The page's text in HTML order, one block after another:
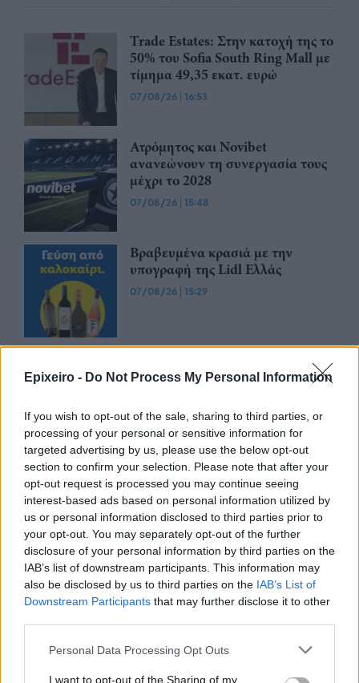
Epixeiro - Do Not Process My Personal Information
If you wish to opt-out of the sale, sharing to third parties, or
processing of your personal or sensitive information for
targeted advertising by us, please use the below opt-out
section to confirm your selection. Please note that after your
opt-out request is processed you may continue seeing
interest-based ads based on personal information utilized by
us or personal information disclosed to third parties prior to
your opt-out. You may separately opt-out of the further
disclosure of your personal information by third parties on the
IAB’s list of downstream participants. This information may
also be disclosed by us to third parties on the IAB’s List of
Downstream Participants that may further disclose it to other
Personal Data Processing Opt Outs
I want to opt-out of the Sharing of my
Trade Estates: Στην κατοχή της το
50% του Sofia South Ring Mall με
τίμημα 49,35 εκατ. ευρώ
07/08/26 | 16:53
Ατρόμητος και Novibet
ανανεώνουν τη συνεργασία τους
μέχρι το 2028
07/08/26 | 15:48
Βραβευμένα κρασιά με την
υπογραφή της Lidl Ελλάς
07/08/26 | 15:29
CSG: Διψήφια αύξηση εσόδων
και ισχυρό ανεκτέλεστο
του 2026
07/08/26 12:09
Apollo Global Management:
Εξαγοράζει την EasyJet έναντι 7,7
δισ. δολαρίων - Η δήλωση του Sir
Στέλιου Χατζηιωάννου
06/08/26|18:31
Σαμοθράκη: Σε λειτουργία η
πλατφόρμα myBusinessSupport
για το ειδικό πρόγραμμα στήριξης
επιχειρήσεων
Ο Όμιλος Qualco επεκτείνει τη